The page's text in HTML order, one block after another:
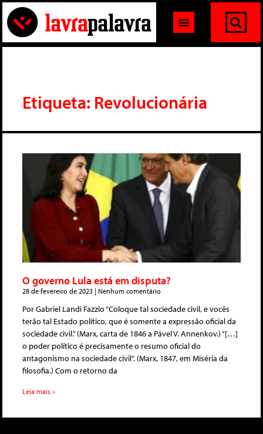
Etiqueta: Revolucionária
O governo Lula está em disputa?
28 de fevereiro de 2023 Nenhum comentário
Por Gabriel Landi Fazzio “Coloque tal sociedade civil, e vocês
terão tal Estado político, que é somente a expressão oficial da
sociedade civil.” (Marx, carta de 1846 a Pável V. Annenkov.) “[…]
o poder político é precisamente o resumo oficial do
antagonismo na sociedade civil”. (Marx, 1847, em Miséria da
filosofia.) Com o retorno da
Leia mais »